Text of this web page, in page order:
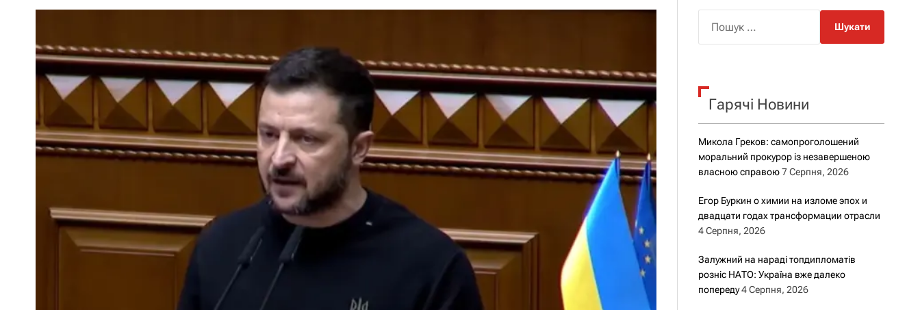
о
у
к
Гарячі Новини
Микола Греков: самопроголошений
моральний прокурор із незавершеною
власною справою 7 Серпня, 2026
Егор Буркин о химии на изломе эпох и
двадцати годах трансформации отрасли
4 Серпня, 2026
Залужний на нараді топдипломатів
розніс НАТО: Україна вже далеко
попереду 4 Серпня, 2026